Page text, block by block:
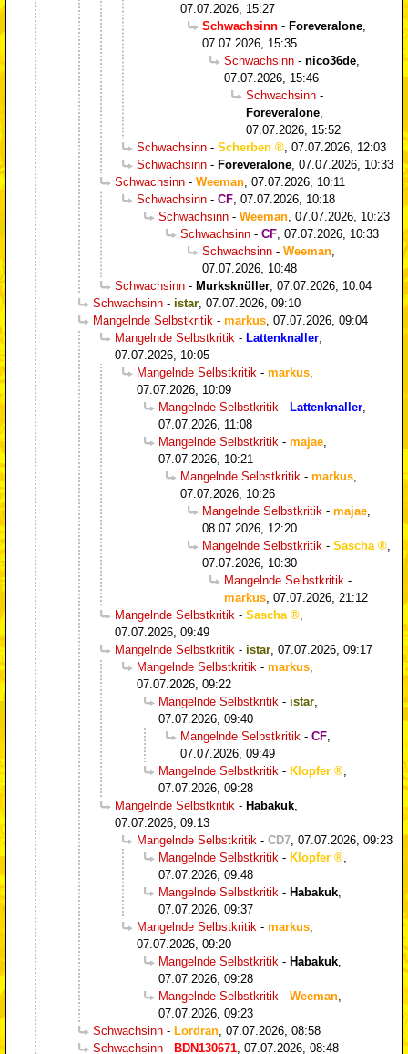
07.07.2026, 15:27
Schwachsinn - Foreveralone,
07.07.2026, 15:35
Schwachsinn - nico36de,
07.07.2026, 15:46
Schwachsinn -
Foreveralone,
07.07.2026, 15:52
Schwachsinn - Scherben , 07.07.2026, 12:03
Schwachsinn - Foreveralone, 07.07.2026, 10:33
Schwachsinn - Weeman, 07.07.2026, 10:11
Schwachsinn - CF, 07.07.2026, 10:18
Schwachsinn - Weeman, 07.07.2026, 10:23
Schwachsinn - CF, 07.07.2026, 10:33
Schwachsinn - Weeman,
07.07.2026, 10:48
Schwachsinn - Murksknüller, 07.07.2026, 10:04
Schwachsinn - istar, 07.07.2026, 09:10
Mangelnde Selbstkritik - markus, 07.07.2026, 09:04
Mangelnde Selbstkritik - Lattenknaller,
07.07.2026, 10:05
Mangelnde Selbstkritik - markus,
07.07.2026, 10:09
Mangelnde Selbstkritik - Lattenknaller,
07.07.2026, 11:08
Mangelnde Selbstkritik - majae,
07.07.2026, 10:21
Mangelnde Selbstkritik - markus,
07.07.2026, 10:26
Mangelnde Selbstkritik - majae,
08.07.2026, 12:20
Mangelnde Selbstkritik - Sascha
,
07.07.2026, 10:30
Mangelnde Selbstkritik -
markus, 07.07.2026, 21:12
Mangelnde Selbstkritik - Sascha
,
07.07.2026, 09:49
Mangelnde Selbstkritik - istar, 07.07.2026, 09:17
Mangelnde Selbstkritik - markus,
07.07.2026, 09:22
Mangelnde Selbstkritik - istar,
07.07.2026, 09:40
Mangelnde Selbstkritik - CF,
07.07.2026, 09:49
Mangelnde Selbstkritik - Klopfer
,
07.07.2026, 09:28
Mangelnde Selbstkritik - Habakuk,
07.07.2026, 09:13
Mangelnde Selbstkritik - CD7, 07.07.2026, 09:23
Mangelnde Selbstkritik - Klopfer
,
07.07.2026, 09:48
Mangelnde Selbstkritik - Habakuk,
07.07.2026, 09:37
Mangelnde Selbstkritik - markus,
07.07.2026, 09:20
Mangelnde Selbstkritik - Habakuk,
07.07.2026, 09:28
Mangelnde Selbstkritik - Weeman,
07.07.2026, 09:23
Schwachsinn - Lordran, 07.07.2026, 08:58
Schwachsinn - BDN130671, 07.07.2026, 08:48